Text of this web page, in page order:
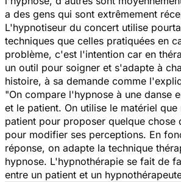
a des gens qui sont extrêmement
L'hypnotiseur du concert utilise
techniques que celles pratiquées en
problème, c'est l'intention car en
un outil pour soigner et s'adapte à
histoire, à sa demande comme
"On compare l'hypnose à une danse
et le patient. On utilise le matériel
patient pour proposer quelque chose
pour modifier ses perceptions. En
réponse, on adapte la technique
hypnose. L'hypnothérapie se fait de
entre un patient et un